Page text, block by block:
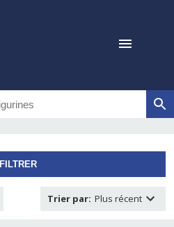
FILTRER
Trier par: Plus récent